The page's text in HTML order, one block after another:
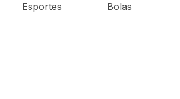
Esportes Bolas